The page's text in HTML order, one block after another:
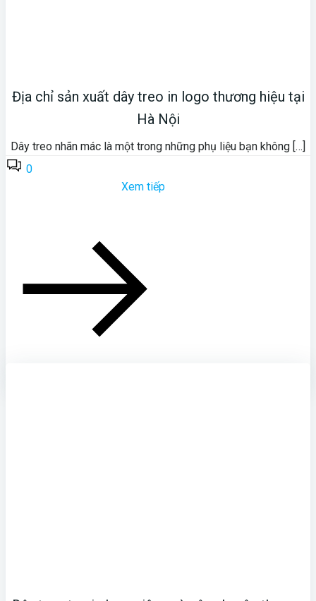
Địa chỉ sản xuất dây treo in logo thương hiệu tại
Hà Nội
Dây treo nhãn mác là một trong những phụ liệu bạn không […]
0
Xem tiếp